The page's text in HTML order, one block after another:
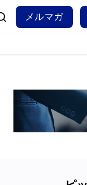
メルマガ